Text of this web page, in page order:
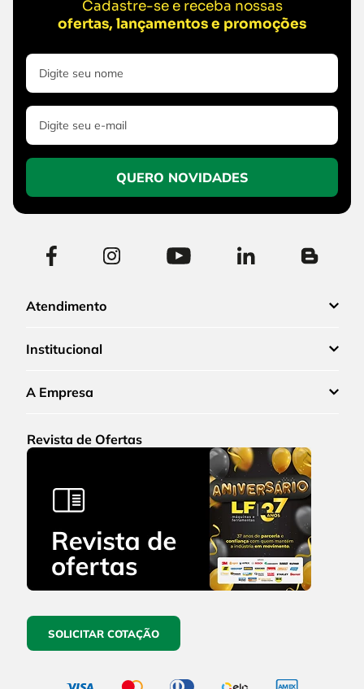
Cadastre-se e receba nossas
ofertas, lançamentos e promoções
QUERO NOVIDADES
Atendimento
Institucional
A Empresa
Revista de Ofertas
SOLICITAR COTAÇÃO